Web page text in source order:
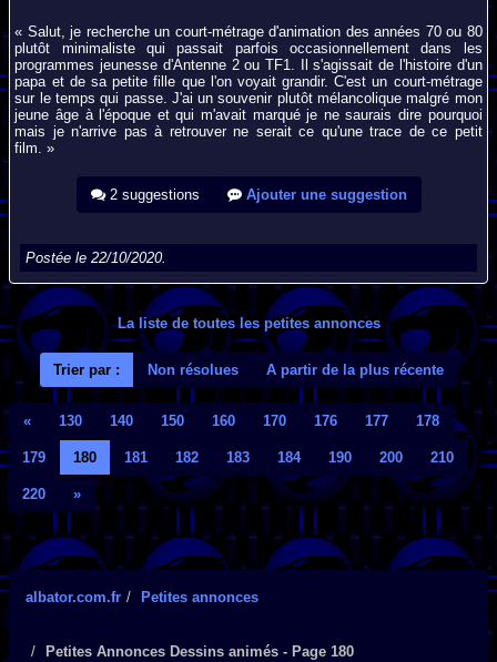
« Salut, je recherche un court-métrage d'animation des années 70 ou 80
plutôt minimaliste qui passait parfois occasionnellement dans les
programmes jeunesse d'Antenne 2 ou TF1. Il s'agissait de l'histoire d'un
papa et de sa petite fille que l'on voyait grandir. C'est un court-métrage
sur le temps qui passe. J'ai un souvenir plutôt mélancolique malgré mon
jeune âge à l'époque et qui m'avait marqué je ne saurais dire pourquoi
mais je n'arrive pas à retrouver ne serait ce qu'une trace de ce petit
film. »
2 suggestions Ajouter une suggestion
Postée le 22/10/2020.
La liste de toutes les petites annonces
Trier par : Non résolues A partir de la plus récente
« 130 140 150 160 170 176 177 178
179 180 181 182 183 184 190 200 210
220 »
albator.com.fr Petites annonces
Petites Annonces Dessins animés - Page 180